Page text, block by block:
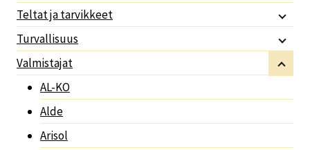
Teltat ja tarvikkeet
Turvallisuus
Valmistajat
AL-KO
Alde
Arisol